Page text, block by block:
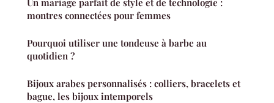
montres connectées pour femmes
Pourquoi utiliser une tondeuse à barbe au
quotidien ?
Bijoux arabes personnalisés : colliers, bracelets et
bague, les bijoux intemporels